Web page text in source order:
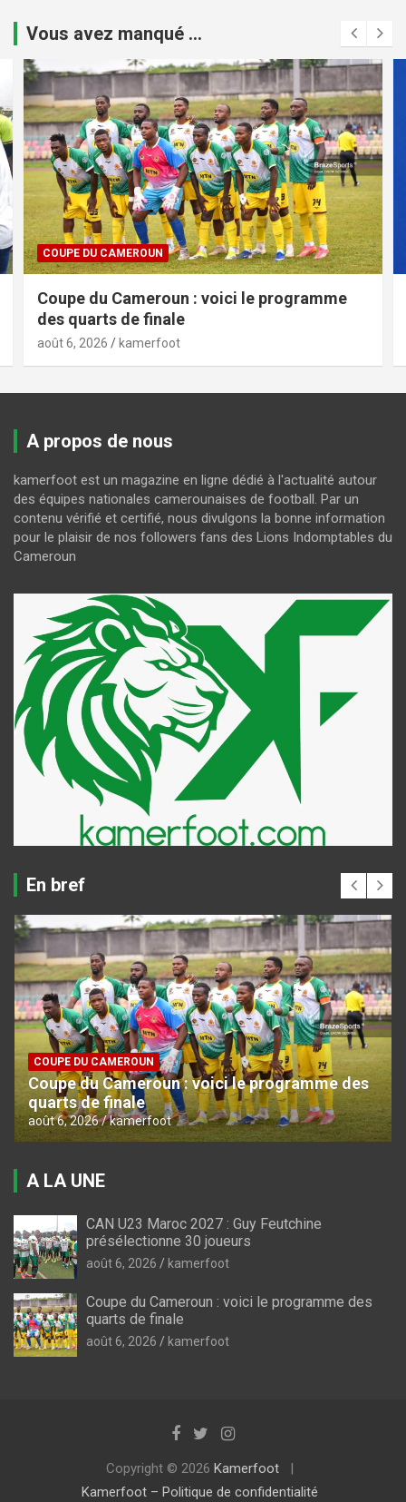
Vous avez manqué ...
COUPE DU CAMEROUN
Coupe du Cameroun : voici le programme
des quarts de finale
août 6, 2026 kamerfoot
A propos de nous
kamerfoot est un magazine en ligne dédié à l'actualité autour
des équipes nationales camerounaises de football. Par un
contenu vérifié et certifié, nous divulgons la bonne information
pour le plaisir de nos followers fans des Lions Indomptables du
Cameroun
En bref
COUPE DU CAMEROUN
Coupe du Cameroun : voici le programme des
quarts de finale
août 6, 2026 kamerfoot
A LA UNE
CAN U23 Maroc 2027 : Guy Feutchine
présélectionne 30 joueurs
août 6, 2026 kamerfoot
Coupe du Cameroun : voici le programme des
quarts de finale
août 6, 2026 kamerfoot
Copyright © 2026 Kamerfoot
Kamerfoot – Politique de confidentialité